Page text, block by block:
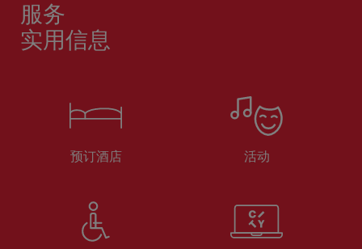
服务
实用信息
预订酒店 活动